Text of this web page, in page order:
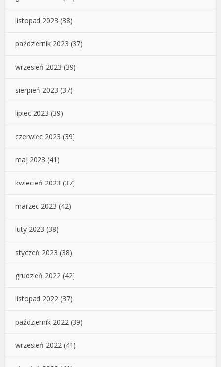
listopad 2023 (38)
październik 2023 (37)
wrzesień 2023 (39)
sierpień 2023 (37)
lipiec 2023 (39)
czerwiec 2023 (39)
maj 2023 (41)
kwiecień 2023 (37)
marzec 2023 (42)
luty 2023 (38)
styczeń 2023 (38)
grudzień 2022 (42)
listopad 2022 (37)
październik 2022 (39)
wrzesień 2022 (41)